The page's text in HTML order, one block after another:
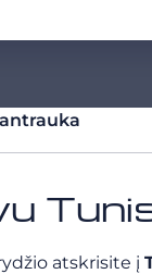
atskrisite į